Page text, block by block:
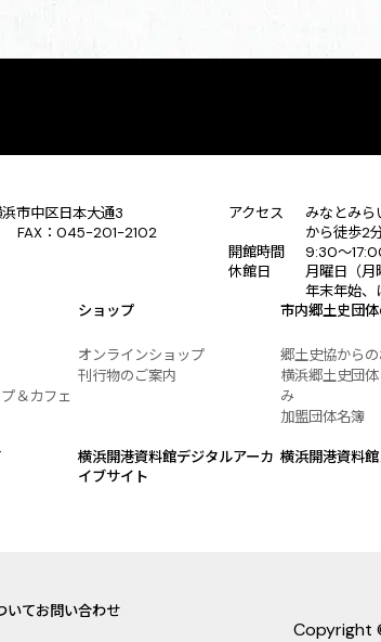
市中区日本大通3
FAX：045-201-2102
アクセス
みなとみら
から徒歩2
開館時間
9:30〜
休館日
月曜日（月
年末年始、
＆カフェ
ショップ
オンラインショップ
刊行物のご案内
市内郷土史団
郷土史協から
横浜郷土史団
み
加盟団体名簿
横浜開港資料館デジタルアーカ
イブサイト
横浜開港資料
いてお問い合わせ
Copyright